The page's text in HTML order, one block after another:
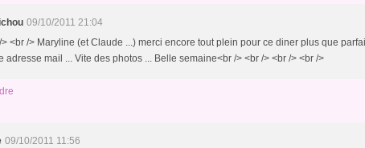
09/10/2011 21:04
> <br /> Maryline (et Claude ...) merci encore tout plein pour ce diner plus que
adresse mail ... Vite des photos ... Belle semaine<br /> <br /> <br /> <br />
09/10/2011 11:56